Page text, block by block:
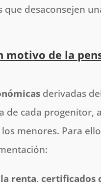
desaconsejen
motivo de la
derivadas
de cada progenitor,
menores. Para
renta, certificados